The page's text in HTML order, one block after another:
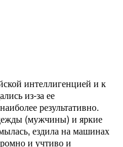
интеллигенцией и к
из-за ее
результативно.
(мужчины) и яркие
ездила на машинах
и учтиво и